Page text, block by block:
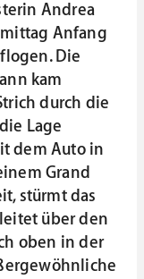
Andrea
Anfang
Die
kam
durch die
Lage
dem Auto in
Grand
stürmt das
über den
oben in der